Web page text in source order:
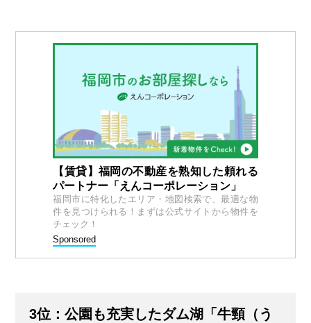
【賃貸】福岡の不動産を熟知した頼れる
パートナー「えんコーポレーション」
福岡市に特化したエリア・地図検索で、最適な物
件を見つけられる！まずは公式サイトから物件を
チェック！
Sponsored
3位：公園も充実したダム湖「牛頸（う